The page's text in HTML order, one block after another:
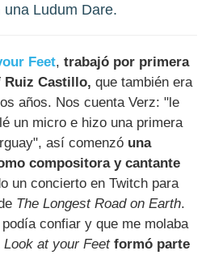
una Ludum Dare.
Feet, trabajó por primera
Ruiz Castillo,que también era
años. Nos cuenta Verz: "le
un micro e hizo una primera
así comenzó una
compositora y cantante
un concierto en Twitch para
The Longest Road on Earth.
confiar y que me molaba
Look at your Feet formó parte